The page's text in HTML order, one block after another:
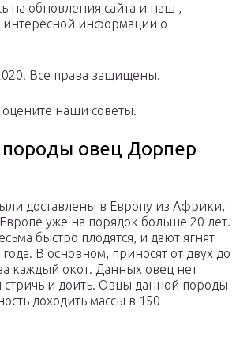
на обновления сайта и наш ,
интересной информации о
Все права защищены.
оцените наши советы.
овец Дорпер
доставлены в Европу из Африки,
уже на порядок больше 20 лет.
быстро плодятся, и дают ягнят
года. В основном, приносят от двух до
каждый окот. Данных овец нет
стричь и доить. Овцы данной породы
доходить массы в 150